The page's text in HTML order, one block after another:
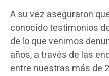
A su vez aseguraron
conocido testimonios
de lo que venimos
años, a través de las
entre nuestras más de